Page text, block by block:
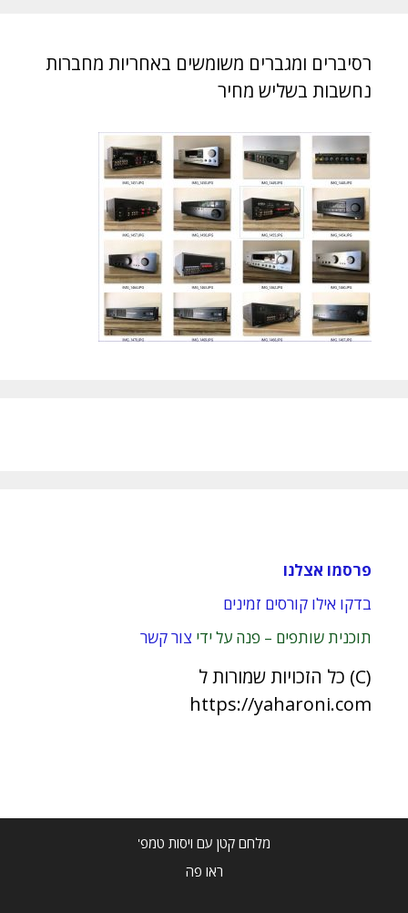
רסיברים ומגברים משומשים באחריות מחברות
נחשבות בשליש מחיר
פרסמו אצלנו
בדקו אילו קורסים זמינים
תוכנית שותפים – פנה על ידי צור קשר
(C) כל הזכויות שמורות ל
https://yaharoni.com
מלחם קטן עם ויסות טמפ'
ראו פה